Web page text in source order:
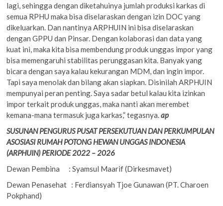
lagi, sehingga dengan diketahuinya jumlah produksi karkas di
semua RPHU maka bisa diselaraskan dengan izin DOC yang
dikeluarkan. Dan nantinya ARPHUIN ini bisa diselaraskan
dengan GPPU dan Pinsar. Dengan kolaborasi dan data yang
kuat ini, maka kita bisa membendung produk unggas impor yang
bisa memengaruhi stabilitas perunggasan kita. Banyak yang
bicara dengan saya kalau kekurangan MDM, dan ingin impor.
Tapi saya menolak dan bilang akan siapkan. Disinilah ARPHUIN
mempunyai peran penting. Saya sadar betul kalau kita izinkan
impor terkait produk unggas, maka nanti akan merembet
kemana-mana termasuk juga karkas,” tegasnya.ap
SUSUNAN PENGURUS PUSAT PERSEKUTUAN DAN PERKUMPULAN
ASOSIASI RUMAH POTONG HEWAN UNGGAS INDONESIA
(ARPHUIN) PERIODE 2022 – 2026
Dewan Pembina : Syamsul Maarif (Dirkesmavet)
Dewan Penasehat : Ferdiansyah Tjoe Gunawan (PT. Charoen
Pokphand)